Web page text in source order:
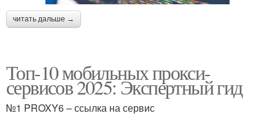
читать дальше →
Топ-10 мобильных прокси-
сервисов 2025: Экспертный гид
№1 PROXY6 – ссылка на сервис